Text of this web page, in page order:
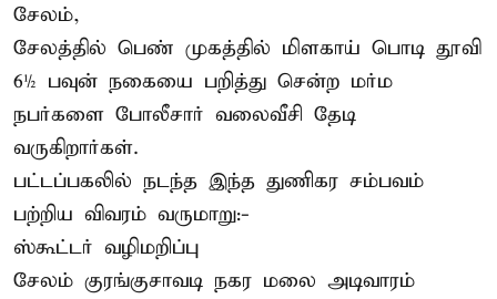
சேலம்,
சேலத்தில் பெண் முகத்தில் மிளகாய் பொடி தூவி
6½ பவுன் நகையை பறித்து சென்ற மர்ம
நபர்களை போலீசார் வலைவீசி தேடி
வருகிறார்கள்.
பட்டப்பகலில் நடந்த இந்த துணிகர சம்பவம்
பற்றிய விவரம் வருமாறு:-
ஸ்கூட்டர் வழிமறிப்பு
சேலம் குரங்குசாவடி நகர மலை அடிவாரம்